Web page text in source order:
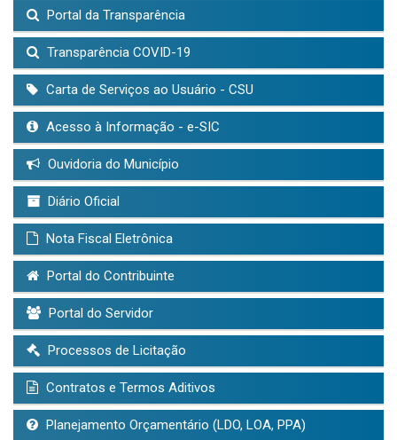
Portal da Transparência
Transparência COVID-19
Carta de Serviços ao Usuário - CSU
Acesso à Informação - e-SIC
Ouvidoria do Município
Diário Oficial
Nota Fiscal Eletrônica
Portal do Contribuinte
Portal do Servidor
Processos de Licitação
Contratos e Termos Aditivos
Planejamento Orçamentário (LDO, LOA, PPA)